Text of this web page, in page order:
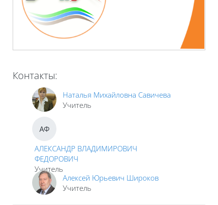
Контакты:
Наталья Михайловна Савичева
Учитель
АФ
АЛЕКСАНДР ВЛАДИМИРОВИЧ
ФЕДОРОВИЧ
Учитель
Алексей Юрьевич Широков
Учитель